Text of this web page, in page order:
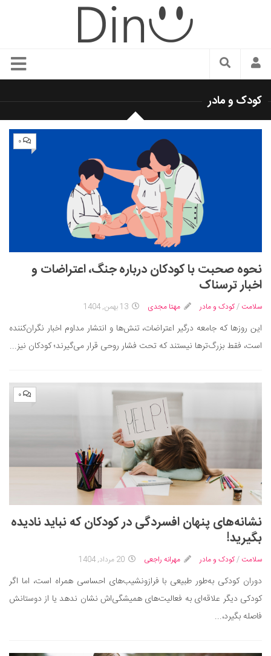
سبک زندگی
زیبایی و آرایش
شیک پوشی
دکوراسیون و چیدمان
رستوران گردی
آشپزی
سفر و گردشگری
ایران گردی
موفقیت و مهارت‌های فردی
تغذیه سالم
بیماری و درمان
کودک و مادر
ورزش و تندرستی
روانشناسی
مراکز پزشکی و دارویی
فرهنگ و هنر
سینما و تئاتر
تلویزیون
موسیقی
چهره‌ها
عکاسی و هنرهای تجسمی
کودک و مادر
۰
نحوه صحبت با کودکان درباره جنگ، اعتراضات و
اخبار ترسناک
سلامت /کودک و مادر مهتا مجدی 13 بهمن, 1404
این روزها که جامعه درگیر اعتراضات، تنش‌ها و انتشار مداوم اخبار نگران‌کننده
است، فقط بزرگ‌ترها نیستند که تحت فشار روحی قرار می‌گیرند؛ کودکان نیز...
۰
نشانه‌های پنهان افسردگی در کودکان که نباید نادیده
بگیرید!
سلامت /کودک و مادر مهرانه راجعی 20 مرداد, 1404
دوران کودکی به‌طور طبیعی با فرازونشیب‌های احساسی همراه است، اما اگر
کودکی دیگر علاقه‌ای به فعالیت‌های همیشگی‌اش نشان ندهد یا از دوستانش
فاصله بگیرد،...